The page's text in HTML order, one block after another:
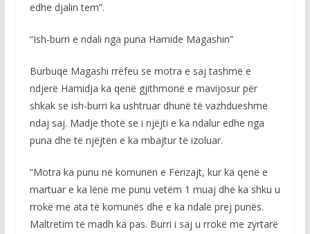
edhe djalin tem”.
“Ish-burri e ndali nga puna Hamide Magashin”
Burbuqe Magashi rrëfeu se motra e saj tashmë e
ndjerë Hamidja ka qenë gjithmonë e mavijosur për
shkak se ish-burri ka ushtruar dhunë të vazhdueshme
ndaj saj. Madje thotë se i njëjti e ka ndalur edhe nga
puna dhe të njëjtën e ka mbajtur të izoluar.
“Motra ka punu në komunën e Ferizajt, kur ka qenë e
martuar e ka lënë me punu vetëm 1 muaj dhe ka shku u
rrokë me ata të komunës dhe e ka ndalë prej punës.
Maltretim të madh ka pas. Burri i saj u rrokë me zyrtarë